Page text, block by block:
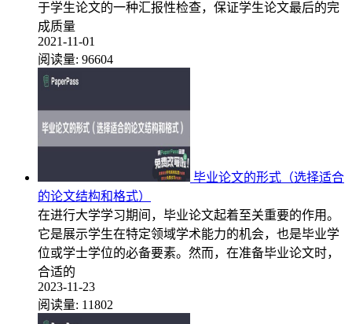
于学生论文的一种汇报性检查，保证学生论文最后的完
成质量
2021-11-01
阅读量: 96604
毕业论文的形式（选择适合
的论文结构和格式）
在进行大学学习期间，毕业论文起着至关重要的作用。
它是展示学生在特定领域学术能力的机会，也是毕业学
位或学士学位的必备要素。然而，在准备毕业论文时，
合适的
2023-11-23
阅读量: 11802